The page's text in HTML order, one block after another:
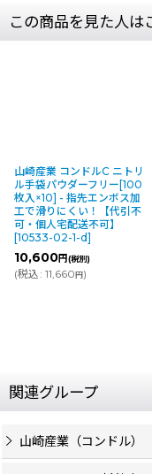
この商品を見た人は
山崎産業 コンドルC ニトリ
ル手袋パウダーフリー[100
枚入×10] - 指先エンボス加
工で滑りにくい！【代引不
可・個人宅配送不可】
[10533-02-1-d]
10,600円(税別)
(税込: 11,660円)
関連グループ
山崎産業（コンドル）